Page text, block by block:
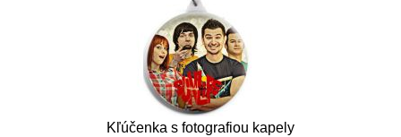
Kľúčenka s fotografiou kapely